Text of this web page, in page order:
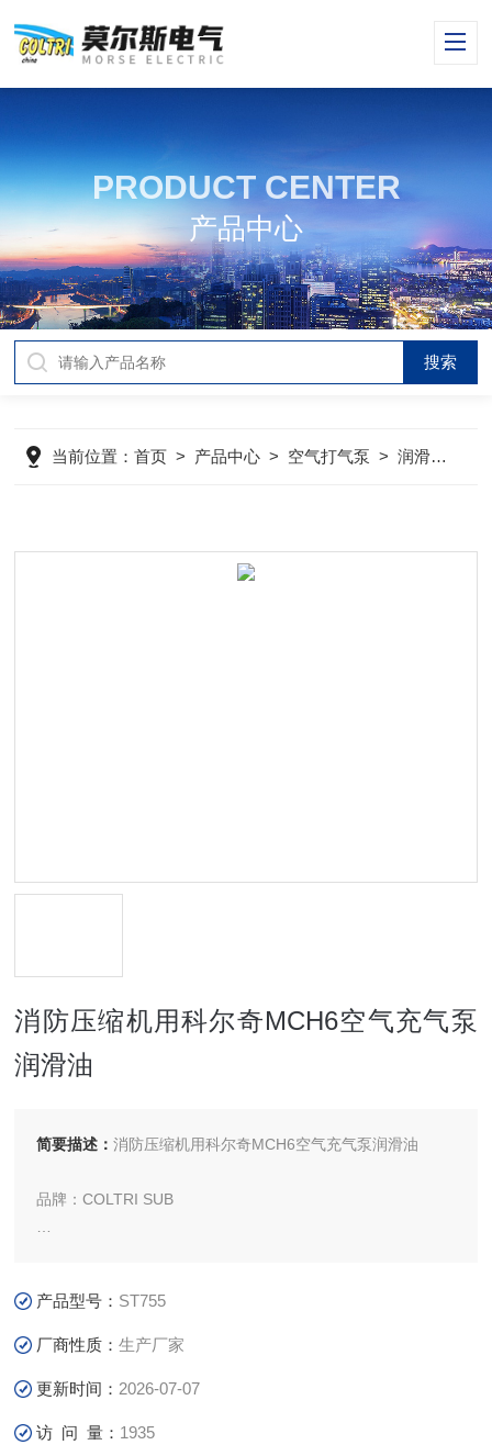
PRODUCT CENTER
产品中心
当前位置：首页 > 产品中心 > 空气打气泵 >润滑油
消防压缩机用科尔奇MCH6空气充气泵
润滑油
简要描述：消防压缩机用科尔奇MCH6空气充气泵润滑油
品牌：COLTRI SUB
牌号(L) CE750/ST755
产品型号： ST755
厂商性质：生产厂家
更新时间： 2026-07-07
访 问 量： 1935